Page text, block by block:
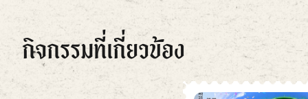
กิจกรรมที่เกี่ยวข้อง